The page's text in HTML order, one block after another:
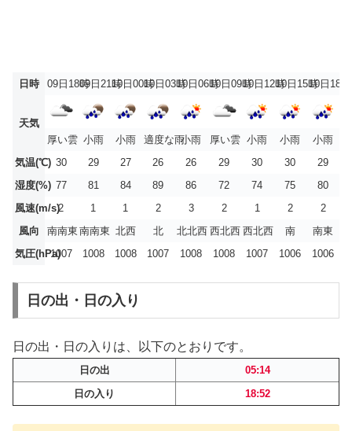
日時 09日18時09日21時10日00時10日03時10日06時10日09時10日12時10日15時10日18時
天気
厚い雲 小雨 小雨 適度な雨小雨 厚い雲 小雨 小雨
小雨
気温(℃) 30 29 27 26 26 29 30 30
29
湿度(%) 77 81 84 89 86 72 74 75
80
風速(m/s)2 1 1 2 3 2 1 2
2
風向
南南東 南南東 北西 北 北北西 西北西 西北西 南
南東
気圧(hPa)1007 1008 1008 1007 1008 1008 1007 1006 1006
日の出・日の入り
日の出・日の入りは、以下のとおりです。
日の出
05:14
日の入り
18:52